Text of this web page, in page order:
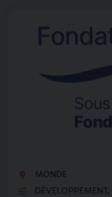
MONDE
DÉVELOPPEMENT ,